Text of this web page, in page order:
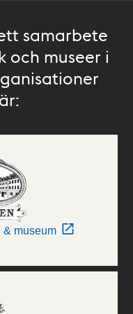
samarbete
och museer i
& museum